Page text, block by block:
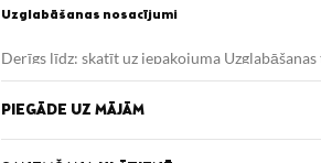
Uzglabāšanas nosacījumi
Derīgs līdz: skatīt uz iepakojuma
uzglabāt ledusskapī un izlietot 3 dienu laikā.
PIEGĀDE UZ MĀJĀM